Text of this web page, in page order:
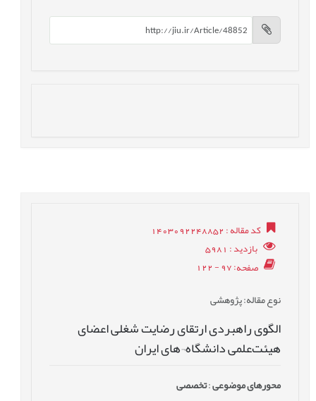
کد مقاله: 1403092248852
بازدید: 5981
صفحه: 97 - 122
نوع مقاله: پژوهشی
الگوی راهبردی ارتقای رضایت شغلی اعضای
هیئت‌علمی دانشگاه¬های ایران
محورهای موضوعی:تخصصی